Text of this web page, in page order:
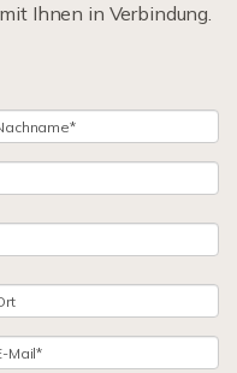
Ihnen in Verbindung.